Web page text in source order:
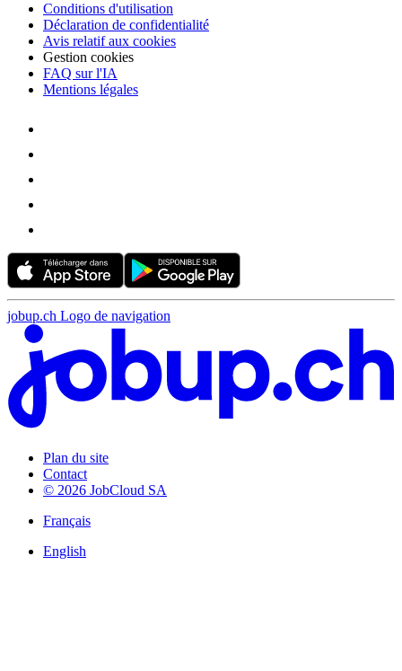
Conditions d'utilisation
Déclaration de confidentialité
Avis relatif aux cookies
Gestion cookies
FAQ sur l'IA
Mentions légales
jobup.ch Logo de navigation
Plan du site
Contact
© 2026 JobCloud SA
Français
English